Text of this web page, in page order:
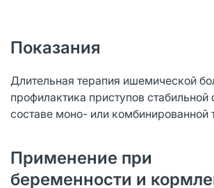
Показания
Длительная терапия ишемической
профилактика приступов стабильной
составе моно- или комбинированной
Применение при
беременности и